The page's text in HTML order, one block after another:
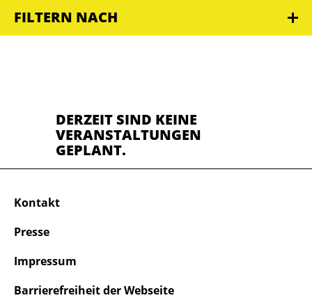
FILTERN NACH
DERZEIT SIND KEINE
VERANSTALTUNGEN
GEPLANT.
Kontakt
Presse
Impressum
Barrierefreiheit der Webseite